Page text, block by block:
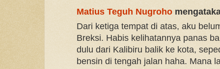
Matius Teguh Nugroho
Dari ketiga tempat di atas, aku
Breksi. Habis kelihatannya panas
dulu dari Kalibiru balik ke kota,
bensin di tengah jalan haha. Mana